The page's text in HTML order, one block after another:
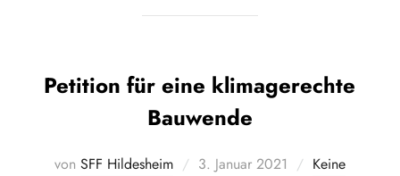
Petition für eine klimagerechte
Bauwende
von SFF Hildesheim
Veröffentlicht
3. Januar 2021
Keine